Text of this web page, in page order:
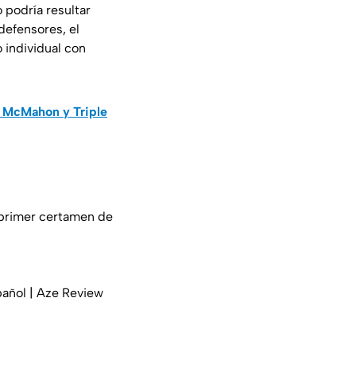
podría resultar
el
individual con
y Triple
certamen de
| Aze Review